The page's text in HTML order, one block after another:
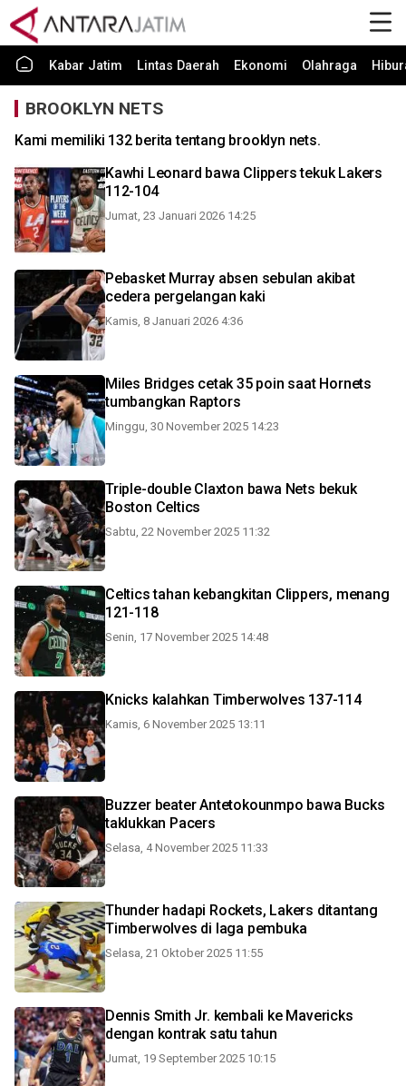
Kabar Jatim Lintas Daerah Ekonomi Olahraga
BROOKLYN NETS
Kami memiliki 132 berita tentang brooklyn nets.
Kawhi Leonard bawa Clippers tekuk Lakers
112-104
Jumat, 23 Januari 2026 14:25
Pebasket Murray absen sebulan akibat
cedera pergelangan kaki
Kamis, 8 Januari 2026 4:36
Miles Bridges cetak 35 poin saat Hornets
tumbangkan Raptors
Minggu, 30 November 2025 14:23
Triple-double Claxton bawa Nets bekuk
Boston Celtics
Sabtu, 22 November 2025 11:32
Celtics tahan kebangkitan Clippers, menang
121-118
Senin, 17 November 2025 14:48
Knicks kalahkan Timberwolves 137-114
Kamis, 6 November 2025 13:11
Buzzer beater Antetokounmpo bawa Bucks
taklukkan Pacers
Selasa, 4 November 2025 11:33
Thunder hadapi Rockets, Lakers ditantang
Timberwolves di laga pembuka
Selasa, 21 Oktober 2025 11:55
Dennis Smith Jr. kembali ke Mavericks
dengan kontrak satu tahun
Jumat, 19 September 2025 10:15